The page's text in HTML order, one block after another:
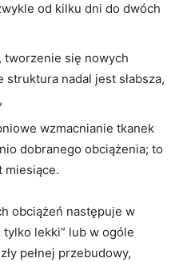
od kilku dni do dwóch
tworzenie się nowych
struktura nadal jest słabsza,
wzmacnianie tkanek
dobranego obciążenia; to
miesiące.
obciążeń następuje w
lekki” lub w ogóle
pełnej przebudowy,